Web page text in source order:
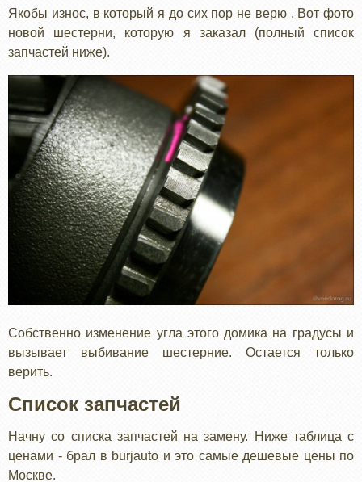
Якобы износ, в который я до сих пор не верю . Вот фото
новой шестерни, которую я заказал (полный список
запчастей ниже).
Собственно изменение угла этого домика на градусы и
вызывает выбивание шестерние. Остается только
верить.
Список запчастей
Начну со списка запчастей на замену. Ниже таблица с
ценами - брал в burjauto и это самые дешевые цены по
Москве.